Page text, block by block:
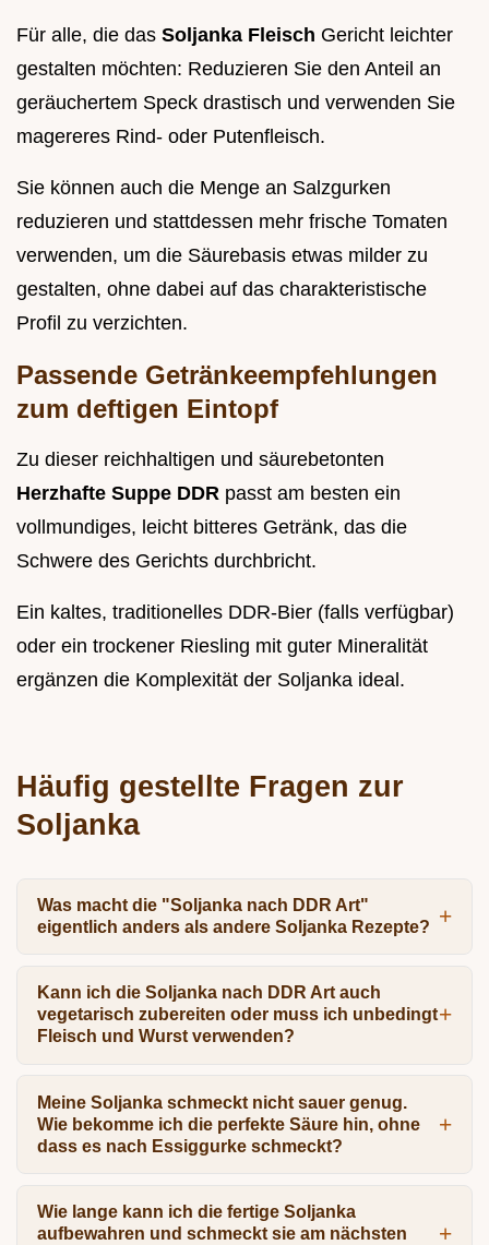
Für alle, die das Soljanka Fleisch Gericht leichter
gestalten möchten: Reduzieren Sie den Anteil an
geräuchertem Speck drastisch und verwenden Sie
magereres Rind- oder Putenfleisch.
Sie können auch die Menge an Salzgurken
reduzieren und stattdessen mehr frische Tomaten
verwenden, um die Säurebasis etwas milder zu
gestalten, ohne dabei auf das charakteristische
Profil zu verzichten.
Passende Getränkeempfehlungen
zum deftigen Eintopf
Zu dieser reichhaltigen und säurebetonten
Herzhafte Suppe DDR passt am besten ein
vollmundiges, leicht bitteres Getränk, das die
Schwere des Gerichts durchbricht.
Ein kaltes, traditionelles DDR-Bier (falls verfügbar)
oder ein trockener Riesling mit guter Mineralität
ergänzen die Komplexität der Soljanka ideal.
Häufig gestellte Fragen zur
Soljanka
Was macht die "Soljanka nach DDR Art"
eigentlich anders als andere Soljanka Rezepte?
Kann ich die Soljanka nach DDR Art auch
vegetarisch zubereiten oder muss ich unbedingt
Fleisch und Wurst verwenden?
Meine Soljanka schmeckt nicht sauer genug.
Wie bekomme ich die perfekte Säure hin, ohne
dass es nach Essiggurke schmeckt?
Wie lange kann ich die fertige Soljanka
aufbewahren und schmeckt sie am nächsten